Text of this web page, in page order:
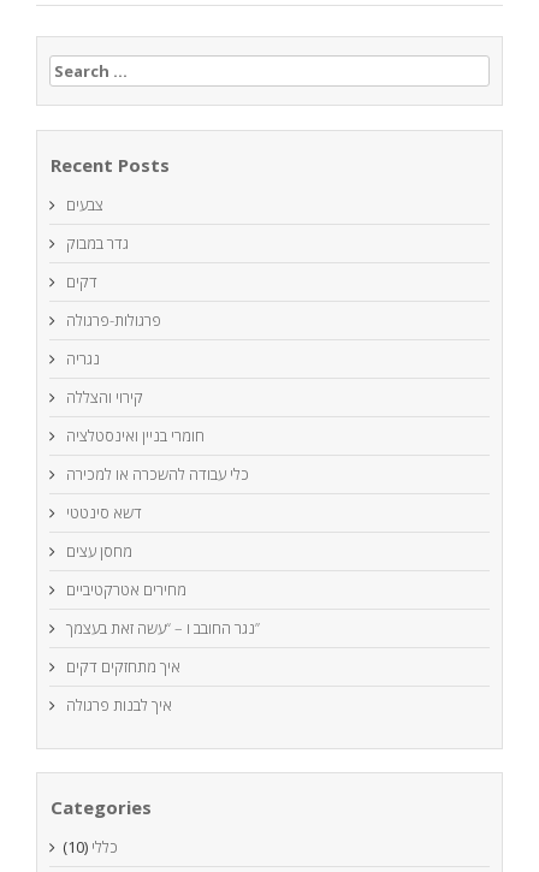
Search
for:
Recent Posts
צבעים
גדר במבוק
דקים
פרגולות-פרגולה
נגריה
קירוי והצללה
חומרי בניין ואינסטלציה
כלי עבודה להשכרה או למכירה
דשא סינטטי
מחסן עצים
מחירים אטרקטיביים
נגר החובב ו – “עשה זאת בעצמך”
איך מתחזקים דקים
איך לבנות פרגולה
Categories
כללי (10)